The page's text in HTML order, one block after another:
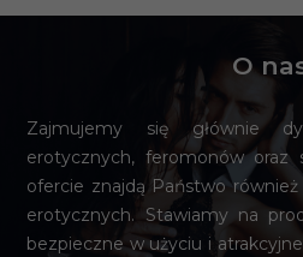
O
Zajmujemy się głównie
erotycznych, feromonów oraz
ofercie znajdą Państwo
erotycznych. Stawiamy na
bezpieczne w użyciu i